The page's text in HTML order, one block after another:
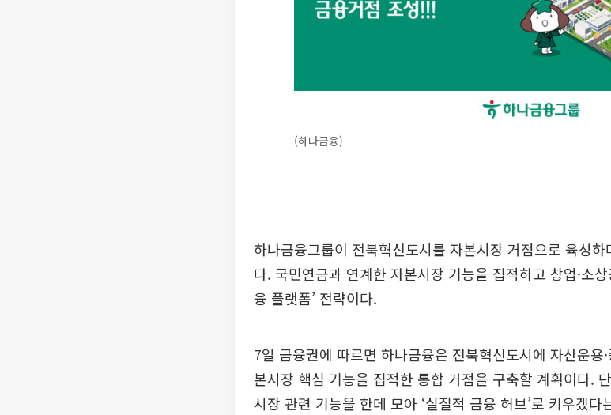
(하나금융)
하나금융그룹이 전북혁신도시를 자본시장 거점으로 육성
다. 국민연금과 연계한 자본시장 기능을 집적하고 창업·소
융 플랫폼’ 전략이다.
7일 금융권에 따르면 하나금융은 전북혁신도시에 자산운용
본시장 핵심 기능을 집적한 통합 거점을 구축할 계획이다.
시장 관련 기능을 한데 모아 ‘실질적 금융 허브’로 키우겠다